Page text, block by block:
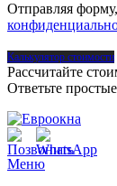
Отправляя
Калькулятор стоимости
Рассчитайте
Ответьте
Меню